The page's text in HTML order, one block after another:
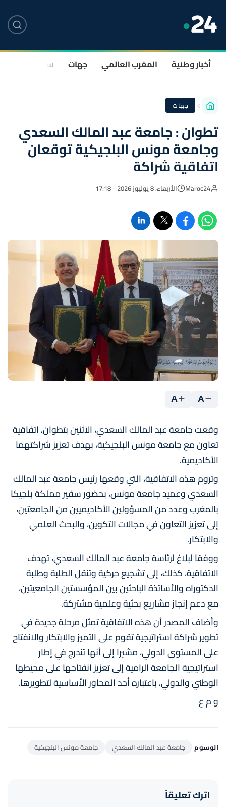
أخبار وطنية المغرب العالمي جهات سياسة
جهات
تطوان : جامعة عبد المالك السعدي
وجامعة مونس البلجيكية توقعان
اتفاقية شراكة
Maroc24 الأربعاء، 8 يوليوز 2026 - 17:18
A
A
وقعت جامعة عبد المالك السعدي، الاثنين بتطوان، اتفاقية
تعاون مع جامعة مونس البلجيكية، بهدف تعزيز شراكتهما
الأكاديمية.
وتروم هذه الاتفاقية، التي وقعها رئيس جامعة عبد المالك
السعدي وعميد جامعة مونس، بحضور سفير مملكة بلجيكا
بالمغرب وعدد من المسؤولين الأكاديميين من الجامعتين،
إلى تعزيز التعاون في مجالات التكوين، والبحث العلمي
والابتكار.
ووفقا لبلاغ لرئاسة جامعة عبد المالك السعدي، تهدف
الاتفاقية، كذلك، إلى تشجيع حركية وتنقل الطلبة وطلبة
الدكتوراه والأساتذة الباحثين بين المؤسستين الجامعيتين،
مع دعم إنجاز مشاريع بحثية وعلمية مشتركة.
وأضاف المصدر أن هذه الاتفاقية تمثل مرحلة جديدة في
تطوير شراكة استراتيجية تقوم على التميز والابتكار والانفتاح
على المستوى الدولي، مشيرا إلى أنها تندرج في إطار
استراتيجية الجامعة الرامية إلى تعزيز انفتاحها على محيطها
الوطني والدولي، باعتباره أحد المحاور الأساسية لتطويرها.
و م ع
الوسوم جامعة عبد المالك السعدي جامعة مونس البلجيكية
اترك تعليقاً